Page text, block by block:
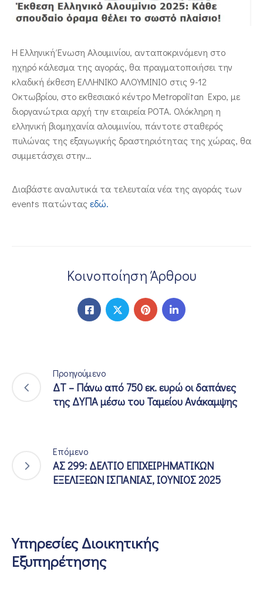
Η Ελληνική Ένωση Αλουμινίου, ανταποκρινόμενη στο
ηχηρό κάλεσμα της αγοράς, θα πραγματοποιήσει την
κλαδική έκθεση ΕΛΛΗΝΙΚΟ ΑΛΟΥΜΙΝΙΟ στις 9-12
Οκτωβρίου, στο εκθεσιακό κέντρο Metropolitan Expo, με
διοργανώτρια αρχή την εταιρεία ΡΟΤΑ. Ολόκληρη η
ελληνική βιομηχανία αλουμινίου, πάντοτε σταθερός
πυλώνας της εξαγωγικής δραστηριότητας της χώρας, θα
συμμετάσχει στην…
Διαβάστε αναλυτικά τα τελευταία νέα της αγοράς των
events πατώνταςεδώ.
Κοινοποίηση Άρθρου
Προηγούμενο
ΔΤ – Πάνω από 750 εκ. ευρώ οι δαπάνες
της ΔΥΠΑ μέσω του Ταμείου Ανάκαμψης
Επόμενο
ΑΣ 299: ΔΕΛΤΙΟ ΕΠΙΧΕΙΡΗΜΑΤΙΚΩΝ
ΕΞΕΛΙΞΕΩΝ ΙΣΠΑΝΙΑΣ, ΙΟΥΝΙΟΣ 2025
Υπηρεσίες Διοικητικής
Εξυπηρέτησης